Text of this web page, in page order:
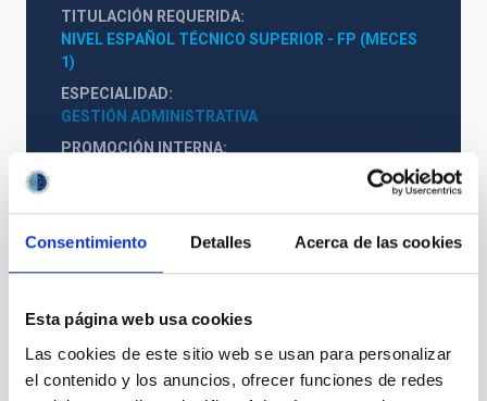
Consentimiento Detalles Acerca de las cookies
Esta página web usa cookies
Las cookies de este sitio web se usan para personalizar
el contenido y los anuncios, ofrecer funciones de redes
TITULACIÓN REQUERIDA
NIVEL ESPAÑOL TÉCNICO SUPERIOR - FP (MECES
1)
ESPECIALIDAD
GESTIÓN ADMINISTRATIVA
PROMOCIÓN INTERNA
PS-2024-040 BASES CONVOCATORIA
ANEXO III SOLICITUD